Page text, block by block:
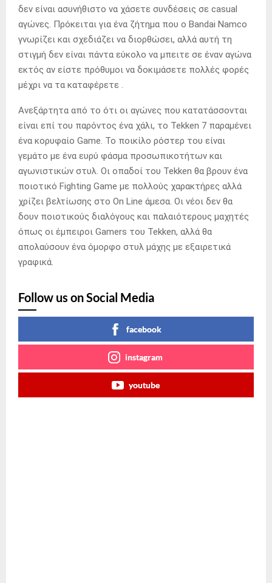
δεν είναι ασυνήθιστο να χάσετε συνδέσεις σε casual
αγώνες. Πρόκειται για ένα ζήτημα που ο Bandai Namco
γνωρίζει και σχεδιάζει να διορθώσει, αλλά αυτή τη
στιγμή δεν είναι πάντα εύκολο να μπειτε σε έναν αγώνα
εκτός αν είστε πρόθυμοι να δοκιμάσετε πολλές φορές
μέχρι να τα καταφέρετε .
Ανεξάρτητα από το ότι οι αγώνες που κατατάσσονται
είναι επί του παρόντος ένα χάλι, το Tekken 7 παραμένει
ένα κορυφαίο Game. Το ποικίλο ρόστερ του είναι
γεμάτο με ένα ευρύ φάσμα προσωπικοτήτων και
αγωνιστικών στυλ. Οι οπαδοί του Tekken θα βρουν ένα
ποιοτικό Fighting Game με πολλούς χαρακτήρες αλλά
χρίζει βελτίωσης στο On Line άμεσα. Οι νέοι δεν θα
δουν ποιοτικούς διαλόγους και παλαιότερους μαχητές
όπως οι έμπειροι Gamers του Tekken, αλλά θα
απολαύσουν ένα όμορφο στυλ μάχης με εξαιρετικά
γραφικά.
Follow us on Social Media
facebook
instagram
youtube